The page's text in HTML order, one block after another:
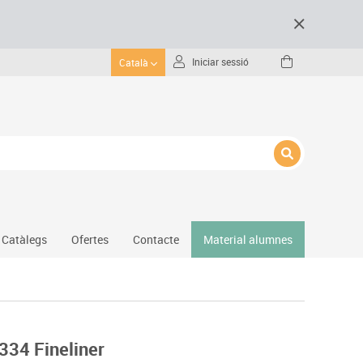
Català Iniciar sessió
Protecció esportiva
Catàlegs Ofertes Contacte Material alumnes
Fineliner